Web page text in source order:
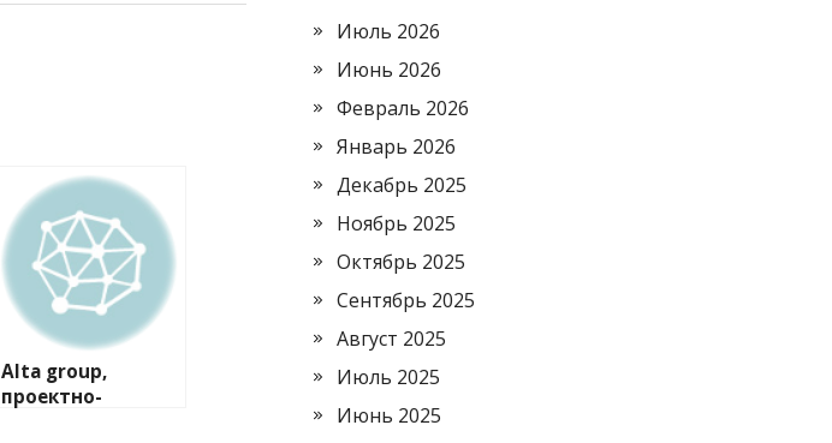
Alta group,
проектно-
Июль 2026
Июнь 2026
Февраль 2026
Январь 2026
Декабрь 2025
Ноябрь 2025
Октябрь 2025
Сентябрь 2025
Август 2025
Июль 2025
Июнь 2025